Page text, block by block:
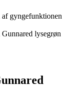
gyngefunktionen
lysegrøn